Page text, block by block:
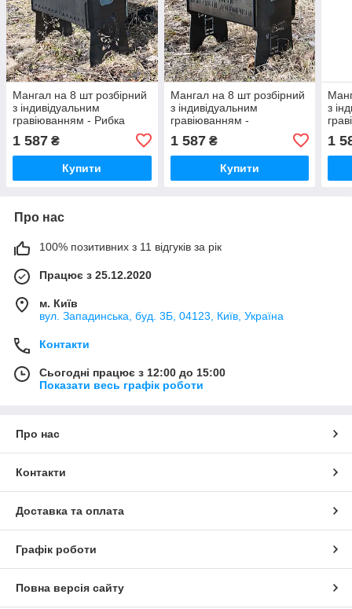
Мангал на 8 шт розбірний
з індивідуальним
гравіюванням - Рибка
1 587 ₴
Купити
Мангал на 8 шт розбірний
з індивідуальним
гравіюванням -
1 587₴
Купити
з
1
Про нас
100% позитивних з 11 відгуків за рік
Працює з 25.12.2020
м. Київ
вул. Западинська, буд. 3Б, 04123, Київ, Україна
Контакти
Сьогодні працює з 12:00 до 15:00
Показати весь графік роботи
Про нас
Контакти
Доставка та оплата
Графік роботи
Повна версія сайту